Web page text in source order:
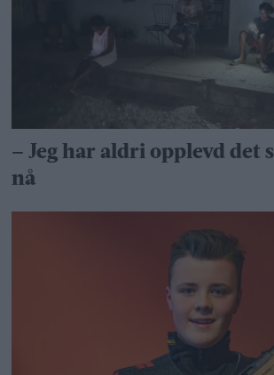
– Jeg har aldri opplevd det
nå